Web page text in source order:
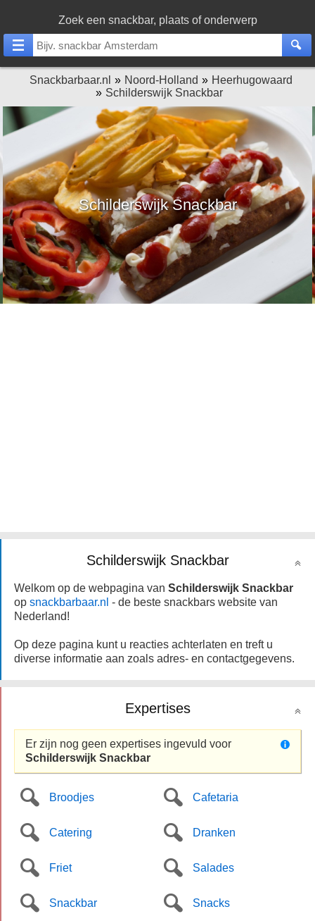
Zoek een snackbar, plaats of onderwerp
Snackbarbaar.nl Noord-Holland
Heerhugowaard
Schilderswijk Snackbar
Schilderswijk Snackbar
Schilderswijk Snackbar
Welkom op de webpagina van Schilderswijk Snackbar
op snackbarbaar.nl - de beste snackbars website van
Nederland!
Op deze pagina kunt u reacties achterlaten en treft u
diverse informatie aan zoals adres- en contactgegevens.
Expertises
Er zijn nog geen expertises ingevuld voor
Schilderswijk Snackbar
Broodjes Cafetaria
Catering Dranken
Friet Salades
Snackbar Snacks